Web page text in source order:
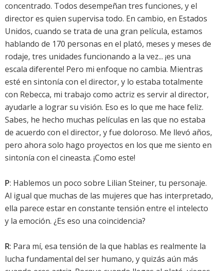
concentrado. Todos desempeñan tres funciones, y el
director es quien supervisa todo. En cambio, en Estados
Unidos, cuando se trata de una gran película, estamos
hablando de 170 personas en el plató, meses y meses de
rodaje, tres unidades funcionando a la vez... ¡es una
escala diferente! Pero mi enfoque no cambia. Mientras
esté en sintonía con el director, y lo estaba totalmente
con Rebecca, mi trabajo como actriz es servir al director,
ayudarle a lograr su visión. Eso es lo que me hace feliz.
Sabes, he hecho muchas películas en las que no estaba
de acuerdo con el director, y fue doloroso. Me llevó años,
pero ahora solo hago proyectos en los que me siento en
sintonía con el cineasta. ¡Como este!
P: Hablemos un poco sobre Lilian Steiner, tu personaje.
Al igual que muchas de las mujeres que has interpretado,
ella parece estar en constante tensión entre el intelecto
y la emoción. ¿Es eso una coincidencia?
R: Para mí, esa tensión de la que hablas es realmente la
lucha fundamental del ser humano, y quizás aún más